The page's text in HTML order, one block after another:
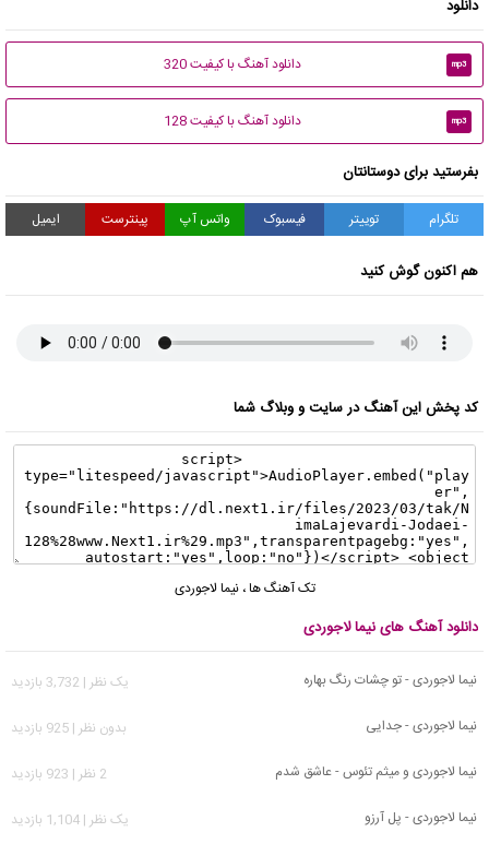
دانلود
mp3 دانلود آهنگ با کیفیت 320
mp3 دانلود آهنگ با کیفیت 128
بفرستید برای دوستانتان
تلگرام توییتر فیسبوک واتس آپ پینترست ایمیل
هم اکنون گوش کنید
کد پخش این آهنگ در سایت و وبلاگ شما
تک آهنگ ها،نیما لاجوردی
دانلود آهنگ های نیما لاجوردی
نیما لاجوردی - تو چشات رنگ بهاره
يک نظر | 3,732 بازدید
نیما لاجوردی - جدایی
بدون نظر | 925 بازدید
نیما لاجوردی و میثم تئوس - عاشق شدم
2 نظر | 923 بازدید
نیما لاجوردی - پل آرزو
يک نظر | 1,104 بازدید